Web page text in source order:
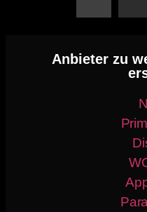
Anbieter zu